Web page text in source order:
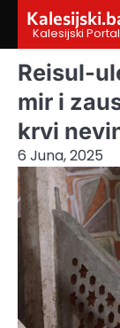
content
Kalesijski Portal
Reisul-
mir i
krvi
6 Juna, 2025